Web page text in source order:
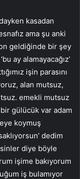
kasadan
ama şu anki
geldiğinde bir şey
ay alamayacağız’
işin parasını
alan mutsuz,
emekli mutsuz
gülücük var adam
koymuş
dedim
diye böyle
işime bakıyorum
iş bulamıyor